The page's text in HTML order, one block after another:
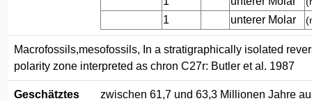
1 unterer Molar
Macrofossils,mesofossils, In a stratigraphically isolated
polarity zone interpreted as chron C27r: Butler et al. 1987
Geschätztes
zwischen 61,7 und 63,3 Millionen Jahre